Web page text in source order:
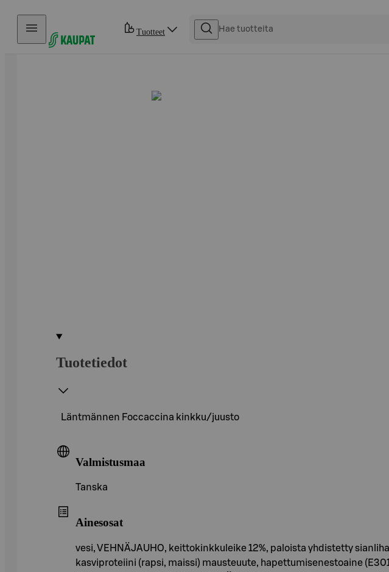
Hyppää sisältöön
Tuotteet
Tuotetiedot
Läntmännen Foccaccina kinkku/juusto
Valmistusmaa
Tanska
Ainesosat
vesi, VEHNÄJAUHO, keittokinkkuleike 12%, paloista yhdistetty
kasviproteiini (rapsi, maissi) mausteuute, hapettumisenestoaine